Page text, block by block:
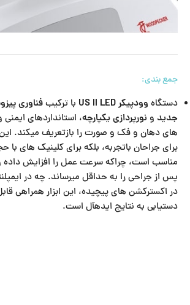
جمع بندی:
دستگاه وودپیکر US II LED با ترکیبفناوری
جدید و نورپردازی یکپارچه، استانداردهای
های دهان و فک و صورت را بازتعریف میکند. این
برای جراحان باتجربه، بلکه برای کلینیک های با
مناسب است، چراکه سرعت عمل را افزایش
پس از جراحی را به حداقل میرساند. چه در
در اکسترکشن های پیچیده، این ابزار همراهی
دستیابی به نتایج ایدهآل است.